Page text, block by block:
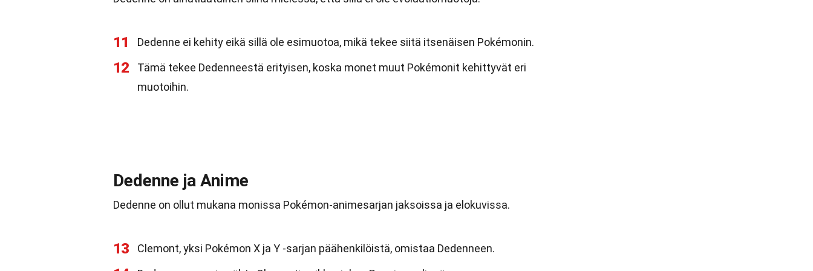
11 Dedenne ei kehity eikä sillä ole esimuotoa, mikä tekee siitä itsenäisen Pokémonin.
12
Tämä tekee Dedenneestä erityisen, koska monet muut Pokémonit kehittyvät eri
muotoihin.
Dedenne ja Anime
Dedenne on ollut mukana monissa Pokémon-animesarjan jaksoissa ja elokuvissa.
13 Clemont, yksi Pokémon X ja Y -sarjan päähenkilöistä, omistaa Dedenneen.